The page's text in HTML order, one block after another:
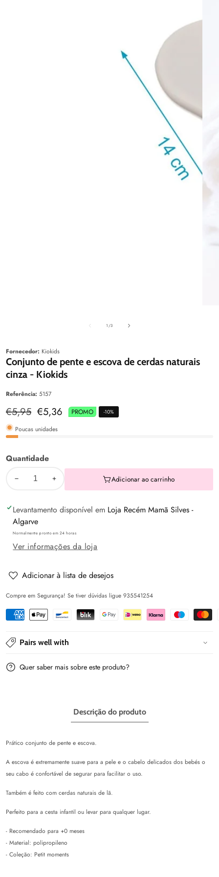
1 /de3
Fornecedor: Kiokids
Conjunto de pente e escova de cerdas naturais
cinza - Kiokids
Referência: 5157
Preço
normal
€5,95 Preço
venda
€5,36 PROMO -10%
Poucas unidades
Quantidade
Diminuir
quantidade
de
Conjunto
de
e
de
cerdas
Kiokids
quantidade
Conjunto
de
e
de
cerdas
Adicionar ao carrinho
Levantamento disponível em Loja Recém Mamã Silves -
Algarve
Normalmente pronto em 24 horas
Ver informações da loja
Adicionar à lista de desejos
Compre em Segurança! Se tiver dúvidas ligue 935541254
Pairs well with
Quer saber mais sobre este produto?
Descrição do produto
Prático conjunto de pente e escova.
A escova é extremamente suave para a pele e o cabelo delicados dos bebés o
seu cabo é confortável de segurar para facilitar o uso.
Também é feito com cerdas naturais de lã.
Perfeito para a cesta infantil ou levar para qualquer lugar.
- Recomendado para +0 meses
- Material: polipropileno
- Coleção: Petit moments